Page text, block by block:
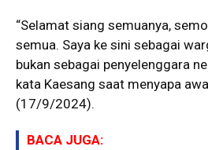
“Selamat siang semuanya,
semua. Saya ke sini sebagai
bukan sebagai penyelenggara
kata Kaesang saat menyapa
(17/9/2024).
BACA JUGA: